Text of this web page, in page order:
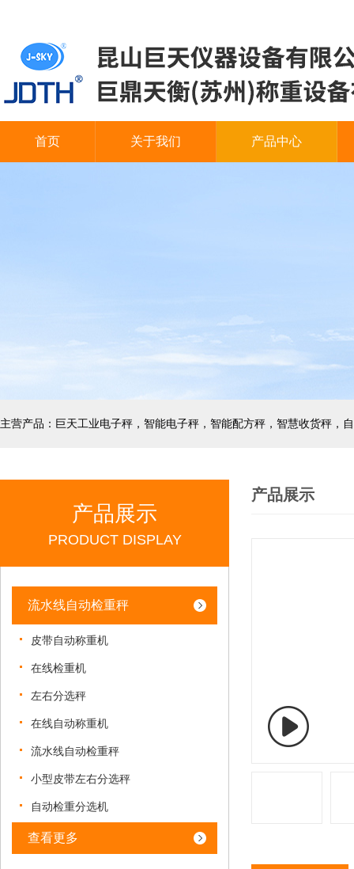
首页 关于我们 产品中心
产品展示
PRODUCT DISPLAY
流水线自动检重秤
皮带自动称重机
在线检重机
左右分选秤
在线自动称重机
流水线自动检重秤
小型皮带左右分选秤
自动检重分选机
查看更多
产品展示